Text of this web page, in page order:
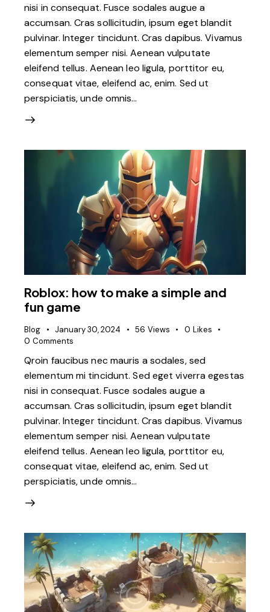
nisi in consequat. Fusce sodales augue a
accumsan. Cras sollicitudin, ipsum eget blandit
pulvinar. Integer tincidunt. Cras dapibus. Vivamus
elementum semper nisi. Aenean vulputate
eleifend tellus. Aenean leo ligula, porttitor eu,
consequat vitae, eleifend ac, enim. Sed ut
perspiciatis, unde omnis…
Roblox: how to make a simple and
fun game
Blog January 30, 2024 56 Views 0 Likes
0 Comments
Qroin faucibus nec mauris a sodales, sed
elementum mi tincidunt. Sed eget viverra egestas
nisi in consequat. Fusce sodales augue a
accumsan. Cras sollicitudin, ipsum eget blandit
pulvinar. Integer tincidunt. Cras dapibus. Vivamus
elementum semper nisi. Aenean vulputate
eleifend tellus. Aenean leo ligula, porttitor eu,
consequat vitae, eleifend ac, enim. Sed ut
perspiciatis, unde omnis…